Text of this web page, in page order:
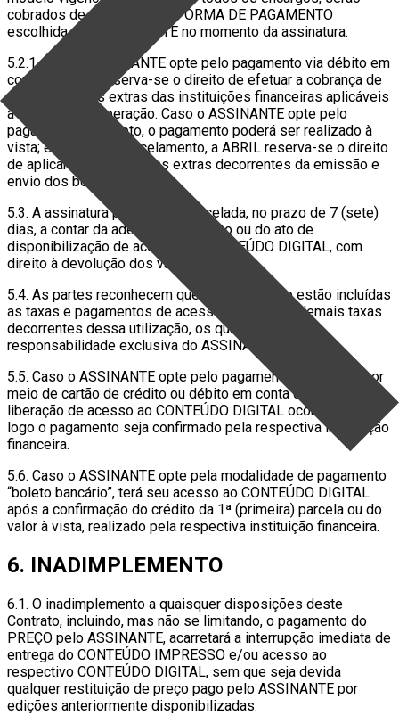
cobrados de acordo com a FORMA DE PAGAMENTO
escolhida pelo ASSINANTE no momento da assinatura.
5.2.1. Caso o ASSINANTE opte pelo pagamento via débito em
conta, a ABRIL reserva-se o direito de efetuar a cobrança de
eventuais taxas extras das instituições financeiras aplicáveis
a este tipo de operação. Caso o ASSINANTE opte pelo
pagamento via boleto, o pagamento poderá ser realizado à
vista; em caso de parcelamento, a ABRIL reserva-se o direito
de aplicar eventuais taxas extras decorrentes da emissão e
envio dos boletos.
5.3. A assinatura poderá ser cancelada, no prazo de 7 (sete)
dias, a contar da adesão ao Contrato ou do ato de
disponibilização de acesso ao CONTEÚDO DIGITAL, com
direito à devolução dos valores pagos.
5.4. As partes reconhecem que no PREÇO não estão incluídas
as taxas e pagamentos de acesso à internet e demais taxas
decorrentes dessa utilização, os quais são de
responsabilidade exclusiva do ASSINANTE.
5.5. Caso o ASSINANTE opte pelo pagamento do PREÇO por
meio de cartão de crédito ou débito em conta corrente, a
liberação de acesso ao CONTEÚDO DIGITAL ocorrerá tão
logo o pagamento seja confirmado pela respectiva instituição
financeira.
5.6. Caso o ASSINANTE opte pela modalidade de pagamento
“boleto bancário”, terá seu acesso ao CONTEÚDO DIGITAL
após a confirmação do crédito da 1ª (primeira) parcela ou do
valor à vista, realizado pela respectiva instituição financeira.
6. INADIMPLEMENTO
6.1. O inadimplemento a quaisquer disposições deste
Contrato, incluindo, mas não se limitando, o pagamento do
PREÇO pelo ASSINANTE, acarretará a interrupção imediata de
entrega do CONTEÚDO IMPRESSO e/ou acesso ao
respectivo CONTEÚDO DIGITAL, sem que seja devida
qualquer restituição de preço pago pelo ASSINANTE por
edições anteriormente disponibilizadas.